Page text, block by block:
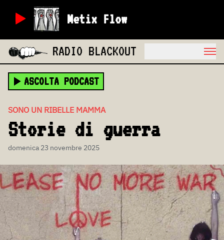
Metix Flow
RADIO BLACKOUT
ASCOLTA PODCAST
SONO UN RIBELLE MAMMA
Storie di guerra
domenica 23 novembre 2025